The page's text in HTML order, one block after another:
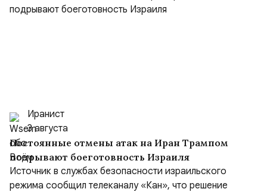
Иранист
3 августа
Постоянные отмены атак на Иран Трампом
подрывают боеготовность Израиля
Источник в службах безопасности израильского
режима сообщил телеканалу «Кан», что решение